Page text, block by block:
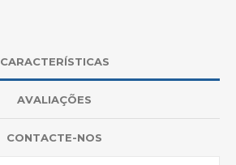
CARACTERÍSTICAS
AVALIAÇÕES
CONTACTE-NOS